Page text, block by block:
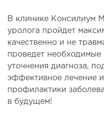
В клинике Консилиум
уролога пройдет
качественно и не
проведет необходимые
уточнения диагноза,
эффективное лечение
профилактики
в будущем!